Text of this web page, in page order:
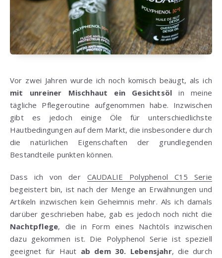
Vor zwei Jahren wurde ich noch komisch beäugt, als ich
mit unreiner Mischhaut ein Gesichtsöl in meine
tägliche Pflegeroutine aufgenommen habe. Inzwischen
gibt es jedoch einige Öle für unterschiedlichste
Hautbedingungen auf dem Markt, die insbesondere durch
die natürlichen Eigenschaften der grundlegenden
Bestandteile punkten können.
Dass ich von der CAUDALIE Polyphenol C15 Serie
begeistert bin, ist nach der Menge an Erwähnungen und
Artikeln inzwischen kein Geheimnis mehr. Als ich damals
darüber geschrieben habe, gab es jedoch noch nicht die
Nachtpflege, die in Form eines Nachtöls inzwischen
dazu gekommen ist. Die Polyphenol Serie ist speziell
geeignet für Haut ab dem 30. Lebensjahr, die durch